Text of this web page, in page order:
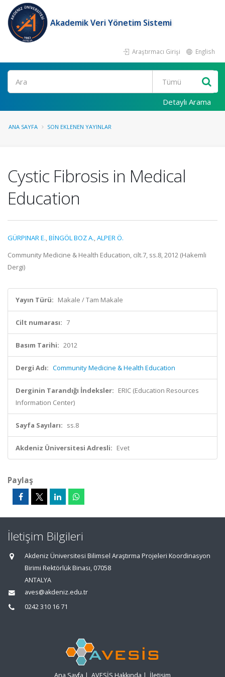
Akademik Veri Yönetim Sistemi
Araştırmacı Girişi English
Ara
Detaylı Arama
ANA SAYFA SON EKLENEN YAYINLAR
Cystic Fibrosis in Medical
Education
GÜRPINAR E.,BİNGÖL BOZ A.,ALPER Ö.
Community Medicine & Health Education, cilt.7, ss.8, 2012 (Hakemli
Dergi)
Yayın Türü: Makale / Tam Makale
Cilt numarası: 7
Basım Tarihi: 2012
Dergi Adı: Community Medicine & Health Education
Derginin Tarandığı İndeksler: ERIC (Education Resources
Information Center)
Sayfa Sayıları: ss.8
Akdeniz Üniversitesi Adresli: Evet
Paylaş
İletişim Bilgileri
Akdeniz Üniversitesi Bilimsel Araştırma Projeleri Koordinasyon
Birimi Rektörlük Binası, 07058
ANTALYA
aves@akdeniz.edu.tr
0242 310 16 71
Ana Sayfa | AVESİS Hakkında | İletişim